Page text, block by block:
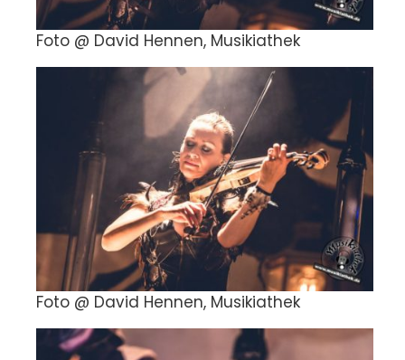
Foto @ David Hennen, Musikiathek
Foto @ David Hennen, Musikiathek